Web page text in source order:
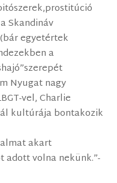
Skandináv
egyetértek
a
Nyugat nagy
vel, Charlie
kultúrája bontakozik
akart
adott volna nekünk.”-